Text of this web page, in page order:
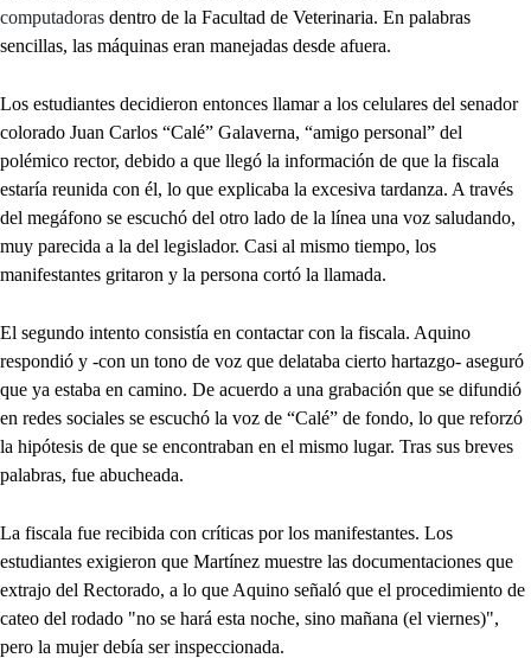
computadoras dentro de la Facultad de Veterinaria. En palabras
sencillas, las máquinas eran manejadas desde afuera.
Los estudiantes decidieron entonces llamar a los celulares del senador
colorado Juan Carlos “Calé” Galaverna, “amigo personal” del
polémico rector, debido a que llegó la información de que la fiscala
estaría reunida con él, lo que explicaba la excesiva tardanza. A través
del megáfono se escuchó del otro lado de la línea una voz saludando,
muy parecida a la del legislador. Casi al mismo tiempo, los
manifestantes gritaron y la persona cortó la llamada.
El segundo intento consistía en contactar con la fiscala. Aquino
respondió y -con un tono de voz que delataba cierto hartazgo- aseguró
que ya estaba en camino. De acuerdo a una grabación que se difundió
en redes sociales se escuchó la voz de “Calé” de fondo, lo que reforzó
la hipótesis de que se encontraban en el mismo lugar. Tras sus breves
palabras, fue abucheada.
La fiscala fue recibida con críticas por los manifestantes. Los
estudiantes exigieron que Martínez muestre las documentaciones que
extrajo del Rectorado, a lo que Aquino señaló que el procedimiento de
cateo del rodado "no se hará esta noche, sino mañana (el viernes)",
pero la mujer debía ser inspeccionada.